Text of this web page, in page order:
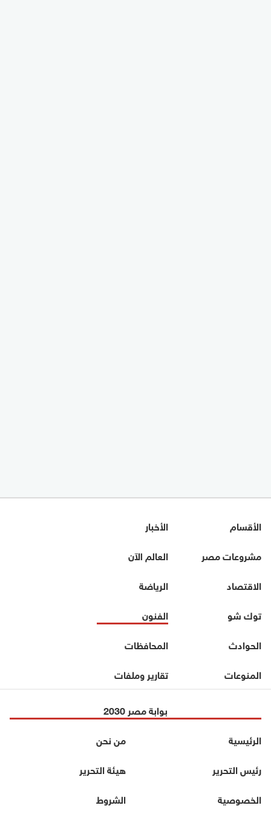
الأقسام
الأخبار
مشروعات مصر
العالم الآن
الاقتصاد
الرياضة
توك شو
الفنون
الحوادث
المحافظات
المنوعات
تقارير وملفات
بوابة مصر 2030
الرئيسية
من نحن
رئيس التحرير
هيئة التحرير
الخصوصية
الشروط